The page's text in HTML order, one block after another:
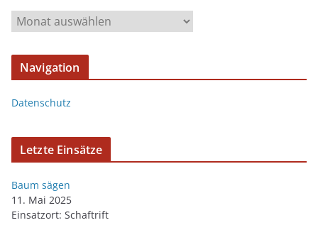
Navigation
Datenschutz
Letzte Einsätze
Baum sägen
11. Mai 2025
Einsatzort: Schaftrift